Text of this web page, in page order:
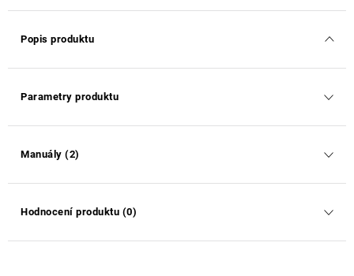
Popis produktu
Parametry produktu
Manuály (2)
Hodnocení produktu (0)